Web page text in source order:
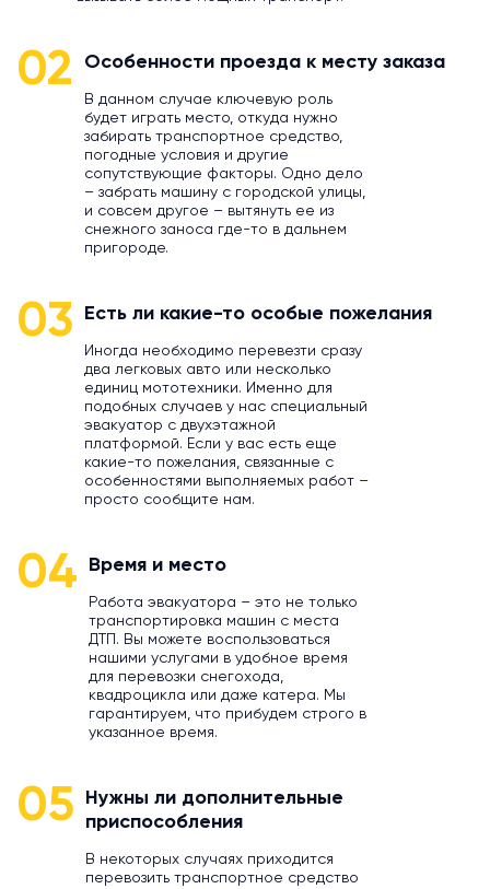
02 Особенности проезда к месту заказа
В данном случае ключевую роль
будет играть место, откуда нужно
забирать транспортное средство,
погодные условия и другие
сопутствующие факторы. Одно дело
– забрать машину с городской улицы,
и совсем другое – вытянуть ее из
снежного заноса где-то в дальнем
пригороде.
03 Есть ли какие-то особые пожелания
Иногда необходимо перевезти сразу
два легковых авто или несколько
единиц мототехники. Именно для
подобных случаев у нас специальный
эвакуатор с двухэтажной
платформой. Если у вас есть еще
какие-то пожелания, связанные с
особенностями выполняемых работ –
просто сообщите нам.
04 Время и место
Работа эвакуатора – это не только
транспортировка машин с места
ДТП. Вы можете воспользоваться
нашими услугами в удобное время
для перевозки снегохода,
квадроцикла или даже катера. Мы
гарантируем, что прибудем строго в
указанное время.
05
Нужны ли дополнительные
приспособления
В некоторых случаях приходится
перевозить транспортное средство